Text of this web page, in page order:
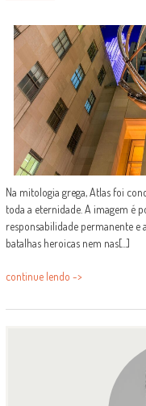
Na mitologia grega, Atlas foi
toda a eternidade. A imagem é
responsabilidade permanente e
batalhas heroicas nem nas[...]
continue lendo ->